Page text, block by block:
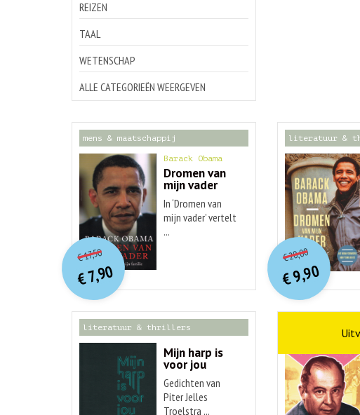
REIZEN
TAAL
WETENSCHAP
ALLE CATEGORIEËN WEERGEVEN
mens & maatschappij
Barack Obama
Dromen van
mijn vader
In ‘Dromen van
mijn vader’ vertelt
...
€17,50O
orspr
onkelijke
prijs
was:
€ 17,50.
€7,90
Huidige
prijs
is:
€ 7,90.
literatuur &
€20,00prijs
was:
€ 20,00.
€9,90
Huidige
prijs
is:
€ 9,90.
literatuur & thrillers
Mijn harp is
voor jou
Gedichten van
Piter Jelles
Troelstra ...